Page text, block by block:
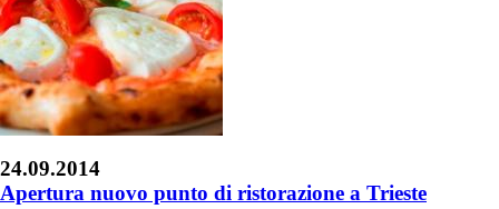
24.09.2014
Apertura nuovo punto di ristorazione a Trieste